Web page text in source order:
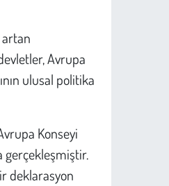
Avrupa
ulusal politika
Konseyi
gerçekleşmiştir.
deklarasyon